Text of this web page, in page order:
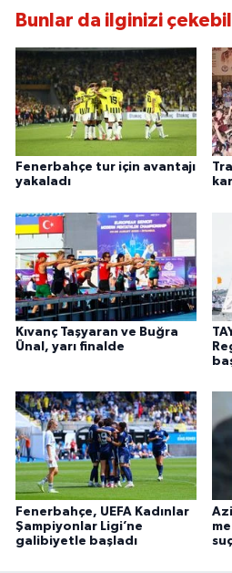
Bunlar da ilginizi
Fenerbahçe tur için avantajı
yakaladı
Kıvanç Taşyaran ve Buğra
Ünal, yarı finalde
Fenerbahçe, UEFA Kadınlar
Şampiyonlar Ligi’ne
galibiyetle başladı